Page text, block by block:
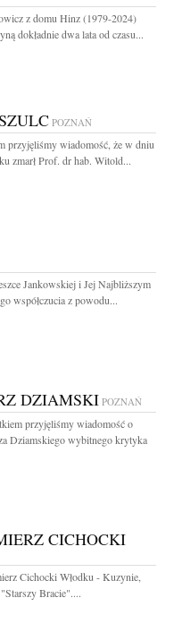
z domu Hinz (1979-2024)
dokładnie dwa lata od czasu...
POZNAŃ
przyjęliśmy wiadomość, że w dniu
zmarł Prof. dr hab. Witold...
Jankowskiej i Jej Najbliższym
współczucia z powodu...
DZIAMSKI POZNAŃ
przyjęliśmy wiadomość o
Dziamskiego wybitnego krytyka
CICHOCKI
Cichocki Włodku - Kuzynie,
Bracie"....